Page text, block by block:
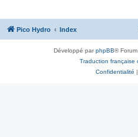
Pico Hydro Index
Développé parphpBB®
Traduction française
Confidentialité |